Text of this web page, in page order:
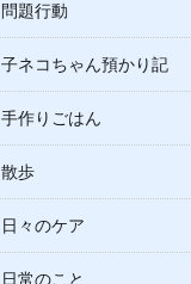
問題行動
子ネコちゃん預かり記
手作りごはん
散歩
日々のケア
日常のこと